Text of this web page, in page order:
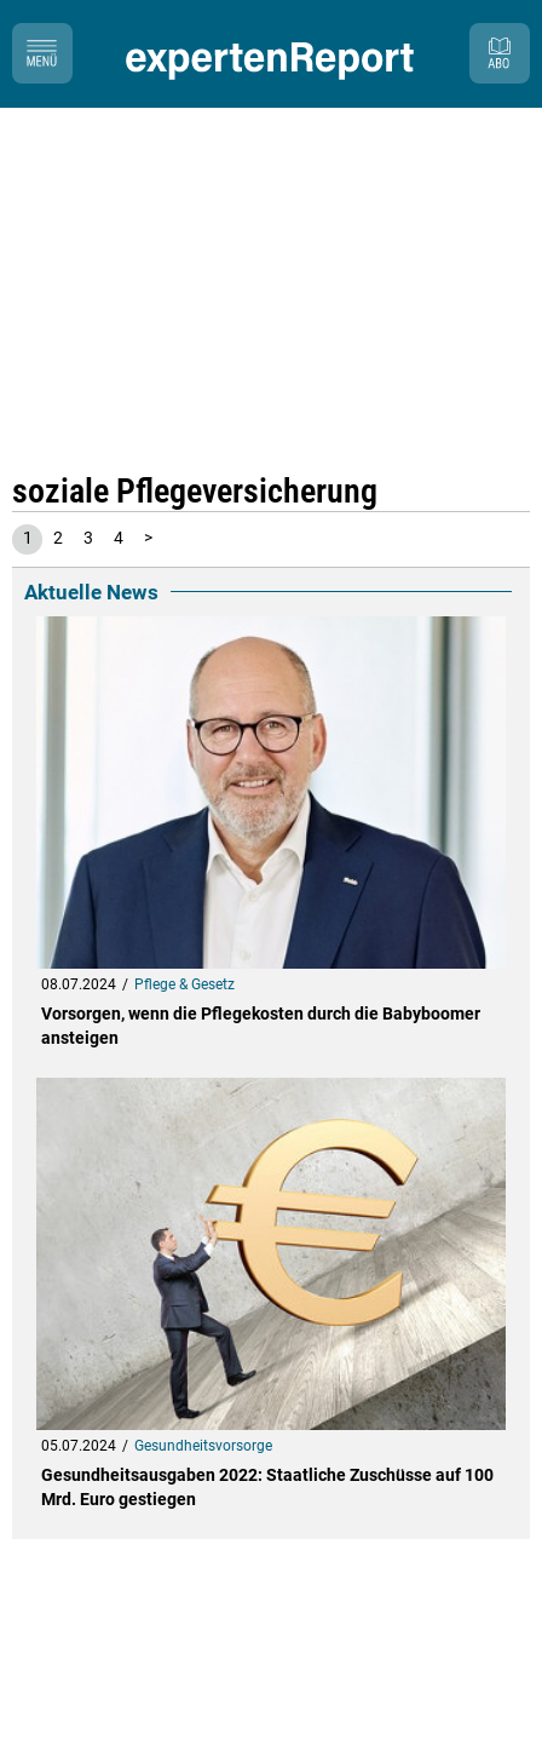
soziale Pflegeversicherung
1 2 3 4 >
Aktuelle News
08.07.2024 Pflege & Gesetz
Vorsorgen, wenn die Pflegekosten durch die Babyboomer
ansteigen
05.07.2024 Gesundheitsvorsorge
Gesundheitsausgaben 2022: Staatliche Zuschüsse auf 100
Mrd. Euro gestiegen